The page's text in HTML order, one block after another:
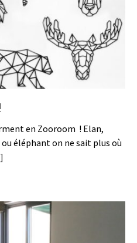
en Zooroom ! Elan,
éléphant on ne sait plus où